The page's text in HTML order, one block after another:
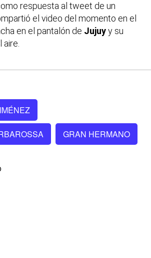
respuesta al tweet de un
el video del momento en el
en el pantalón de Jujuyy su
aire.
GRAN HERMANO